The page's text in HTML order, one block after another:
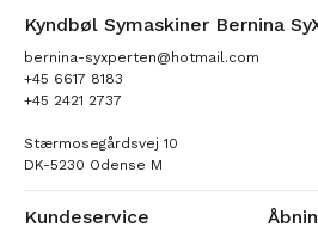
Kyndbøl Symaskiner Bernina
bernina-syxperten@hotmail.com
+45 6617 8183
+45 2421 2737
Stærmosegårdsvej 10
DK-5230 Odense M
Kundeservice